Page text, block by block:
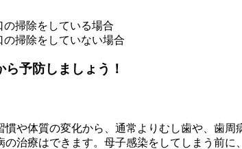
掃除をしている場合
掃除をしていない場合
予防しましょう！
や体質の変化から、通常よりむし歯や、歯周
治療はできます。母子感染をしてしまう前に